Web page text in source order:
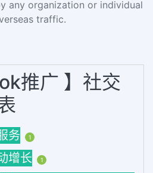
any organization or individual
traffic.
推广 】社交
务 1
增长 1